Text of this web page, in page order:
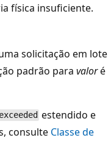
física insuficiente.
solicitação em lote
padrão para valoré
estendido e
consulte Classe de